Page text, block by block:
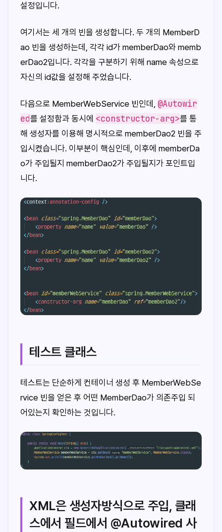
설정입니다.
여기서는 세 개의 빈을 생성합니다. 두 개의 MemberD
ao 빈을 생성하는데, 각각 id가 memberDao와 memb
erDao2입니다. 각각을 구분하기 위해 name 속성으로
자신의 id값을 설정해 주었습니다.
다음으로 MemberWebService 빈인데, @Autowir
ed를 설정함과 동시에 <constructor-arg>를 통
해 생성자를 이용해 명시적으로 memberDao2 빈을 주
입시켰습니다. 이부분이 핵심인데, 이후에 memberDa
o가 주입될지 memberDao2가 주입될지가 포인트입
니다.
테스트 클래스
테스트는 단순하게 컨테이너 생성 후 MemberWebSe
rvice 빈을 얻은 후 어떤 MemberDao가 의존주입 되
어있는지 확인하는 것입니다.
XML은 생성자방식으로 주입, 클래
스에서 필드에서 @Autowired 사